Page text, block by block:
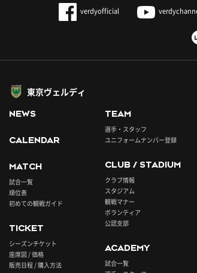
verdyofficial
東京ヴェルディ
NEWS
CALENDAR
MATCH
試合一覧
順位表
初めての観戦ガイド
TICKET
シーズンチケット
座席図 / 価格
販売日程 / 購入方法
TEAM
選手・スタッフ
ユニフォームナンバー登録
CLUB / STADIUM
クラブ情報
スタジアム
観戦マナー
ボランティア
公認支部
ACADEMY
試合一覧